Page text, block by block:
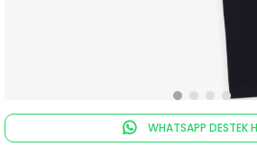
WHATSAPP DESTEK